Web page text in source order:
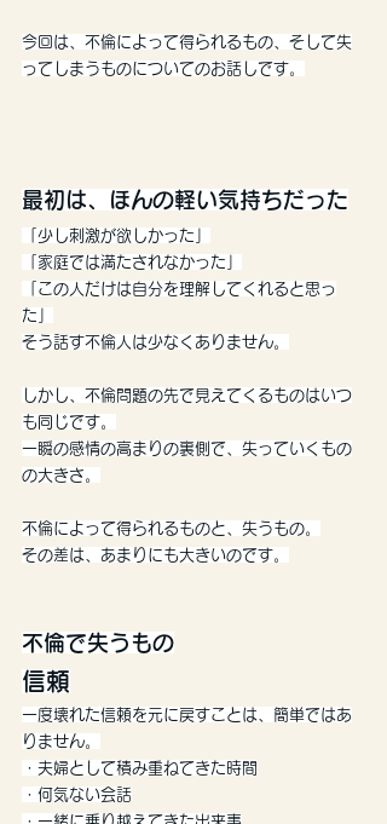
今回は、不倫によって得られるもの、そして失
ってしまうものについてのお話しです。
最初は、ほんの軽い気持ちだった
「少し刺激が欲しかった」
「家庭では満たされなかった」
「この人だけは自分を理解してくれると思っ
た」
そう話す不倫人は少なくありません。
しかし、不倫問題の先で見えてくるものはいつ
も同じです。
一瞬の感情の高まりの裏側で、失っていくもの
の大きさ。
不倫によって得られるものと、失うもの。
その差は、あまりにも大きいのです。
不倫で失うもの
信頼
一度壊れた信頼を元に戻すことは、簡単ではあ
りません。
・夫婦として積み重ねてきた時間
・何気ない会話